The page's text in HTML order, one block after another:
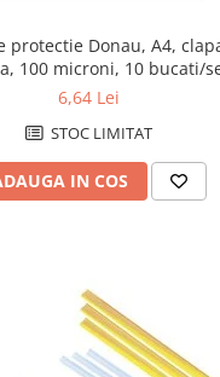
protectie Donau, A4,
100 microni, 10 bucati/
6,64 Lei
STOC LIMITAT
IN COS